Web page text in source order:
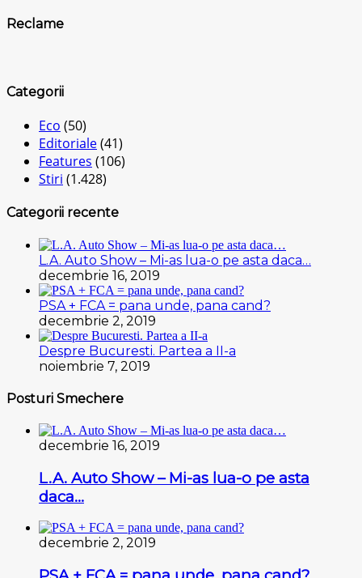
Reclame
Categorii
Eco (50)
Editoriale(41)
Features (106)
Stiri (1.428)
Categorii recente
L.A. Auto Show – Mi-as lua-o pe asta daca…
decembrie 16, 2019
PSA + FCA = pana unde, pana cand?
decembrie 2, 2019
Despre Bucuresti. Partea a II-a
noiembrie 7, 2019
Posturi Smechere
decembrie 16, 2019
L.A. Auto Show – Mi-as lua-o pe asta
daca…
decembrie 2, 2019